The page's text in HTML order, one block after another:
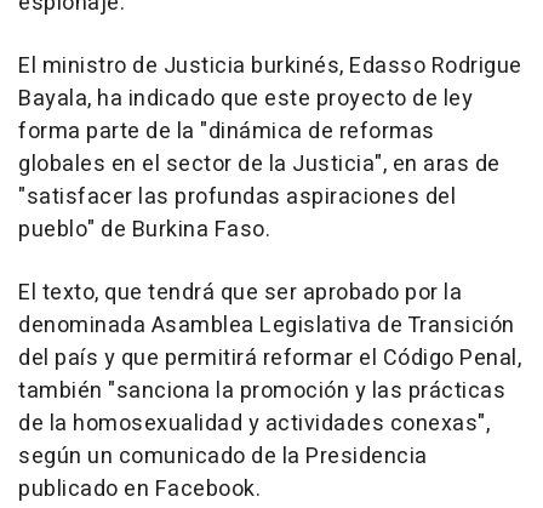
El ministro de Justicia burkinés, Edasso Rodrigue
Bayala, ha indicado que este proyecto de ley
forma parte de la "dinámica de reformas
globales en el sector de la Justicia", en aras de
"satisfacer las profundas aspiraciones del
pueblo" de Burkina Faso.
El texto, que tendrá que ser aprobado por la
denominada Asamblea Legislativa de Transición
del país y que permitirá reformar el Código Penal,
también "sanciona la promoción y las prácticas
de la homosexualidad y actividades conexas",
según un comunicado de la Presidencia
publicado en Facebook.